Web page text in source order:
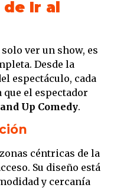
de Ir al
solo ver un show, es
Desde la
espectáculo, cada
que el espectador
Up Comedy.
céntricas de la
Su diseño está
y cercanía